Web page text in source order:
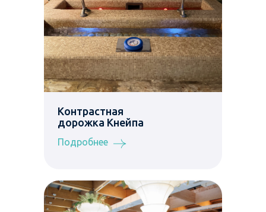
Контрастная
дорожка Кнейпа
Подробнее